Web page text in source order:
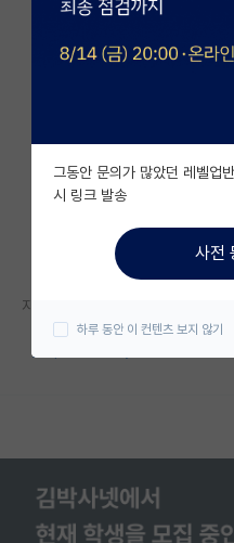
전체글보기
베스트 게시판
자유 게시판(아무개랩)
미국 유학 게시판
미국 대학원 합격 후기 게
대학원생 모집 게시판
연구실(PI) 홍보 게시판
학부 인턴 게시판
취업 게시판
자세한 내용은 홈페이지를 참고해 주
그동안 문의가 많았던 레벨업
시 링크 발송
사전
하루 동안 이 컨텐츠 보지 않기